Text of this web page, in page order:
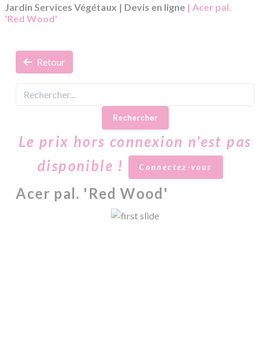
Jardin Services Végétaux | Devis en ligne | Acer pal.
'Red Wood'
Retour
Rechercher
Le prix hors connexion n'est pas
disponible !
Connectez-vous
Acer pal. 'Red Wood'